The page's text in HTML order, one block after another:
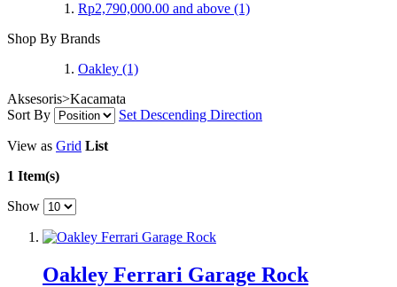
Rp2,790,000.00 and above (1)
Shop By Brands
Oakley (1)
Aksesoris>Kacamata
Sort By
Set Descending Direction
View as Grid List
1 Item(s)
Show
Oakley Ferrari Garage Rock